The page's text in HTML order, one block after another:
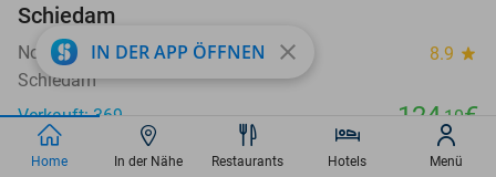
Schiedam
Novotel Rotterdam Schiedam 8.9 star
Schiedam
Verkauft: 369
124 ,10€
Exkl. ca. 3,91€ Fremdenverkehrsabgabe p. P.
IN DER APP ÖFFNEN close
Home In der Nähe Restaurants Hotels Menü